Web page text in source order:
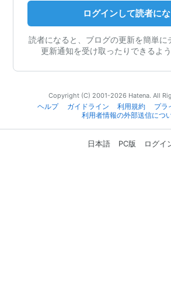
ログインして読者に
読者になると、ブログの更新を簡単に
更新通知を受け取ったりできるよう
Copyright (C) 2001-2026 Hatena. All
ヘルプ
ガイドライン 利用規約
プラ
利用者情報の外部送信につ
日本語 PC版 ログイ